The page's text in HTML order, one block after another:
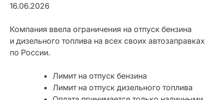
16.06.2026
Компания ввела ограничения на отпуск бензина
и дизельного топлива на всех своих автозаправках
по России.
Лимит на отпуск бензина
Лимит на отпуск дизельного топлива